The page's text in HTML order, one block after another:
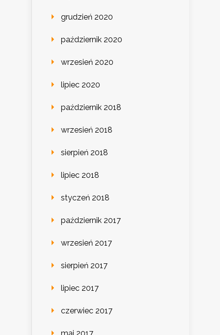
grudzień 2020
październik 2020
wrzesień 2020
lipiec 2020
październik 2018
wrzesień 2018
sierpień 2018
lipiec 2018
styczeń 2018
październik 2017
wrzesień 2017
sierpień 2017
lipiec 2017
czerwiec 2017